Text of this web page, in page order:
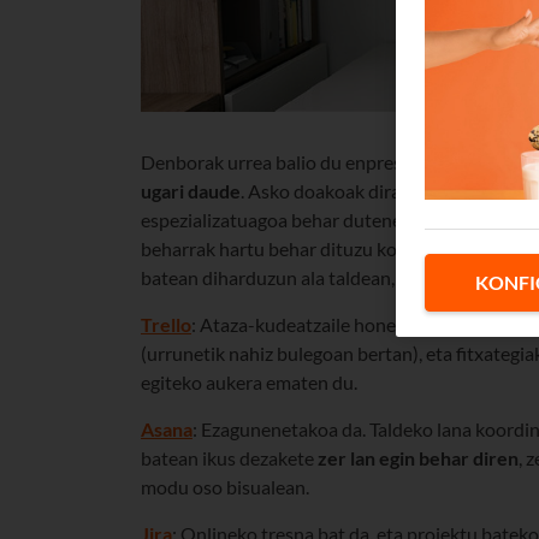
Denborak urrea balio du enpresa guztietan, eta,
ugari daude . Asko doakoak dira, eta horietako
espezializatuagoa behar dutenentzat. Denak
beharrak hartu behar dituzu kontuan : zure
batean diharduzun ala taldean, bulegotik edo
Trello: Ataza-kudeatzaile honek
(urrunetik nahiz bulegoan bertan), eta
egiteko aukera ematen du.
Asana: Ezagunenetakoa da. Taldeko lana
batean ikus dezakete zer lan egin behar diren ,
modu oso bisualean.
Jira: Onlineko tresna bat da, eta proiektu